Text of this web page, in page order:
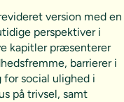
version med en
perspektiver i
kapitler præsenterer
barrierer i
social ulighed i
på trivsel, samt